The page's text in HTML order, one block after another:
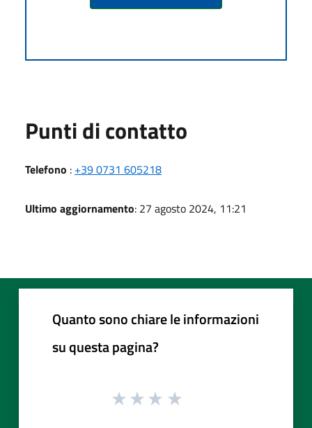
Punti di contatto
Telefono : +39 0731 605218
Ultimo aggiornamento: 27 agosto 2024, 11:21
Quanto sono chiare le informazioni
su questa pagina?